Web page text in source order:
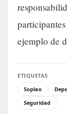
ejemplo de
ETIQUETAS
Soplao
Seguridad